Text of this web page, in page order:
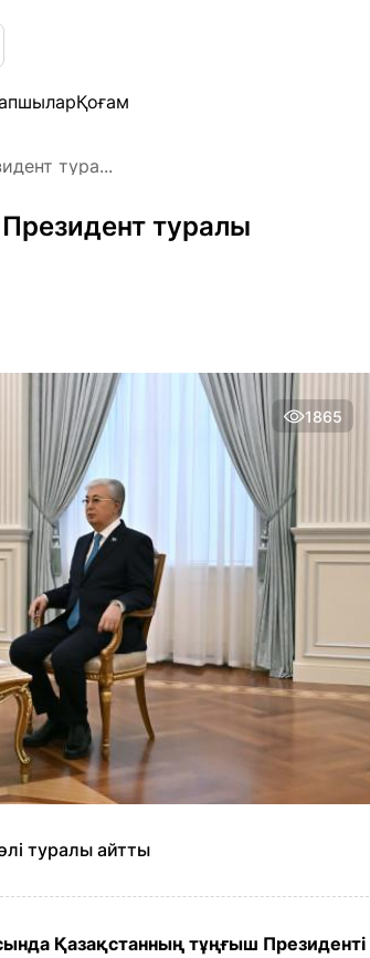
Қоғам
тура...
туралы
1865
туралы айтты
Қазақстанның тұңғыш Президенті